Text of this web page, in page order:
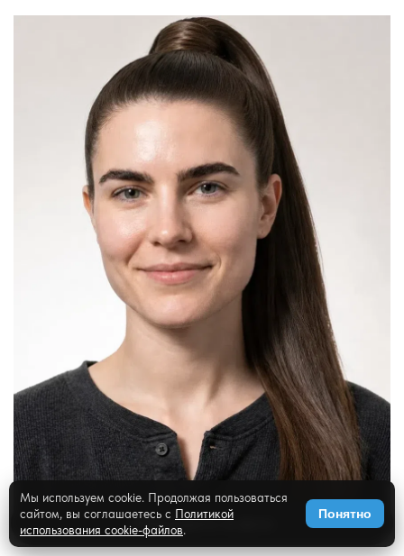
✨Примерить на фото
Мы используем cookie. Продолжая пользоваться
сайтом, вы соглашаетесь с Политикой
использования cookie-файлов.
Понятно